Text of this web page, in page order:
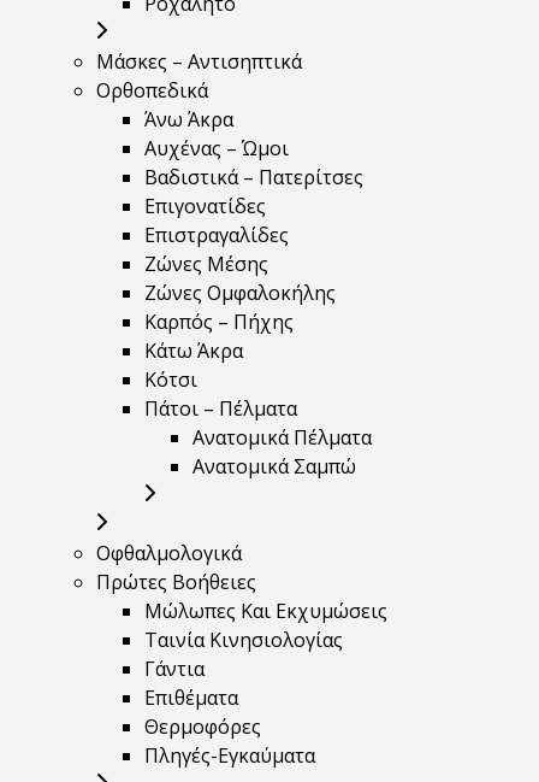
Μάσκες – Αντισηπτικά
Ορθοπεδικά
Άνω Άκρα
Αυχένας – Ώμοι
Βαδιστικά – Πατερίτσες
Επιγονατίδες
Επιστραγαλίδες
Ζώνες Μέσης
Ζώνες Ομφαλοκήλης
Καρπός – Πήχης
Κάτω Άκρα
Κότσι
Πάτοι – Πέλματα
Ανατομικά Πέλματα
Ανατομικά Σαμπώ
Οφθαλμολογικά
Πρώτες Βοήθειες
Μώλωπες Και Εκχυμώσεις
Ταινία Κινησιολογίας
Γάντια
Επιθέματα
Θερμοφόρες
Πληγές-Εγκαύματα